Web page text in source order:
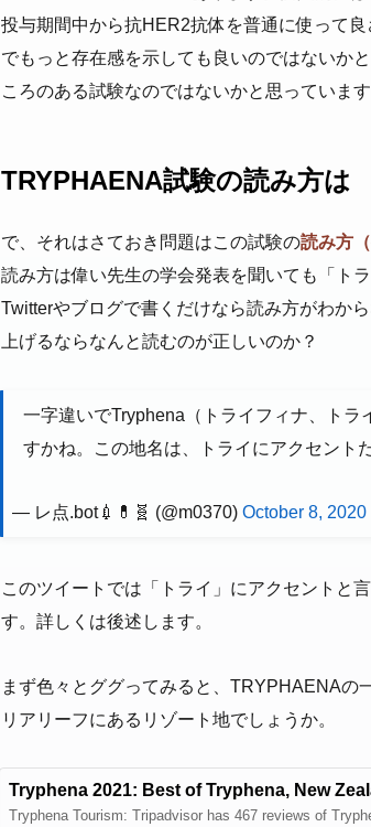
投与期間中から抗HER2抗体を普通に使って
でもっと存在感を示しても良いのではないか
ころのある試験なのではないかと思っています
TRYPHAENA試験の読み方は
で、それはさておき問題はこの試験の読み方（
読み方は偉い先生の学会発表を聞いても「ト
Twitterやブログで書くだけなら読み方がわか
上げるならなんと読むのが正しいのか？
一字違いでTryphena（トライフィナ、ト
すかね。この地名は、トライにアクセント
— レ点.bot💉💊🧬 (@m0370) October 8, 2020
このツイートでは「トライ」にアクセントと
す。詳しくは後述します。
まず色々とググってみると、TRYPHAENAの
リアリーフにあるリゾート地でしょうか。
Tryphena 2021: Best of Tryphena, New
Tryphena Tourism: Tripadvisor has 467 reviews of